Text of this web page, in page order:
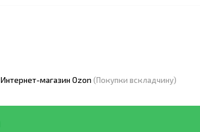
Интернет-магазин Ozon (Покупки вскладчину)